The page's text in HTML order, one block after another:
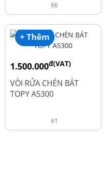
66
+ Thêm
1.500.000đ(VAT)
1.990.000
VÒI RỬA CHÉN BÁT
TOPY A5300
61